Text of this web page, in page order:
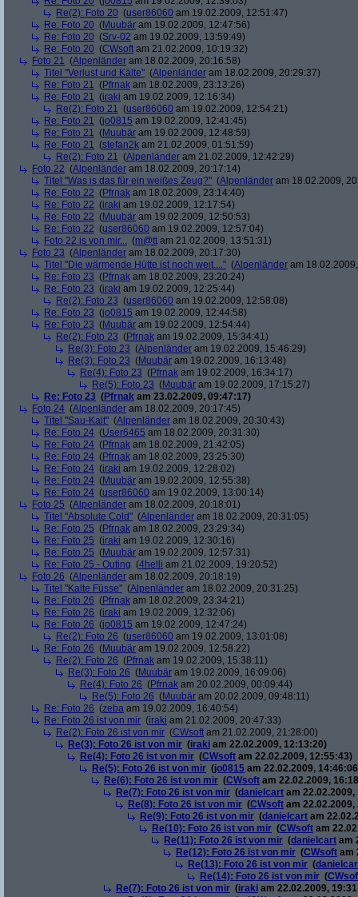
Re(2): Foto 20 (user86060 am 19.02.2009, 12:51:47)
Re: Foto 20 (Muubär am 19.02.2009, 12:47:56)
Re: Foto 20 (Srv-02 am 19.02.2009, 13:59:49)
Re: Foto 20 (CWsoft am 21.02.2009, 10:19:32)
Foto 21 (Alpenländer am 18.02.2009, 20:16:58)
Titel "Verlust und Kälte" (Alpenländer am 18.02.2009, 20:29:37)
Re: Foto 21 (Pfrnak am 18.02.2009, 23:13:26)
Re: Foto 21 (iraki am 19.02.2009, 12:16:34)
Re(2): Foto 21 (user86060 am 19.02.2009, 12:54:21)
Re: Foto 21 (jo0815 am 19.02.2009, 12:41:45)
Re: Foto 21 (Muubär am 19.02.2009, 12:48:59)
Re: Foto 21 (stefan2k am 21.02.2009, 01:51:59)
Re(2): Foto 21 (Alpenländer am 21.02.2009, 12:42:29)
Foto 22 (Alpenländer am 18.02.2009, 20:17:14)
Titel "Was is das für ein weißes Zeug?" (Alpenländer am 18.02.2009,
Re: Foto 22 (Pfrnak am 18.02.2009, 23:14:40)
Re: Foto 22 (iraki am 19.02.2009, 12:17:54)
Re: Foto 22 (Muubär am 19.02.2009, 12:50:53)
Re: Foto 22 (user86060 am 19.02.2009, 12:57:04)
Foto 22 is von mir... (m@tt am 21.02.2009, 13:51:31)
Foto 23 (Alpenländer am 18.02.2009, 20:17:30)
Titel "Die wärmende Hütte ist noch weit...." (Alpenländer am
Re: Foto 23 (Pfrnak am 18.02.2009, 23:20:24)
Re: Foto 23 (iraki am 19.02.2009, 12:25:44)
Re(2): Foto 23 (user86060 am 19.02.2009, 12:58:08)
Re: Foto 23 (jo0815 am 19.02.2009, 12:44:58)
Re: Foto 23 (Muubär am 19.02.2009, 12:54:44)
Re(2): Foto 23 (Pfrnak am 19.02.2009, 15:34:41)
Re(3): Foto 23 (Alpenländer am 19.02.2009, 15:46:29)
Re(3): Foto 23 (Muubär am 19.02.2009, 16:13:48)
Re(4): Foto 23 (Pfrnak am 19.02.2009, 16:34:17)
Re(5): Foto 23 (Muubär am 19.02.2009, 17:15:27)
Re: Foto 23 (Pfrnak am 23.02.2009, 09:47:17)
Foto 24 (Alpenländer am 18.02.2009, 20:17:45)
Titel "Sau-Kalt" (Alpenländer am 18.02.2009, 20:30:43)
Re: Foto 24 (User6465 am 18.02.2009, 20:31:30)
Re: Foto 24 (Pfrnak am 18.02.2009, 21:42:05)
Re: Foto 24 (Pfrnak am 18.02.2009, 23:25:30)
Re: Foto 24 (iraki am 19.02.2009, 12:28:02)
Re: Foto 24 (Muubär am 19.02.2009, 12:55:38)
Re: Foto 24 (user86060 am 19.02.2009, 13:00:14)
Foto 25 (Alpenländer am 18.02.2009, 20:18:01)
Titel "Absolute Cold" (Alpenländer am 18.02.2009, 20:31:05)
Re: Foto 25 (Pfrnak am 18.02.2009, 23:29:34)
Re: Foto 25 (iraki am 19.02.2009, 12:30:16)
Re: Foto 25 (Muubär am 19.02.2009, 12:57:31)
Re: Foto 25 - Outing (4helli am 21.02.2009, 19:20:52)
Foto 26 (Alpenländer am 18.02.2009, 20:18:19)
Titel "Kalte Füsse" (Alpenländer am 18.02.2009, 20:31:25)
Re: Foto 26 (Pfrnak am 18.02.2009, 23:34:21)
Re: Foto 26 (iraki am 19.02.2009, 12:32:06)
Re: Foto 26 (jo0815 am 19.02.2009, 12:47:24)
Re(2): Foto 26 (user86060 am 19.02.2009, 13:01:08)
Re: Foto 26 (Muubär am 19.02.2009, 12:58:22)
Re(2): Foto 26 (Pfrnak am 19.02.2009, 15:38:11)
Re(3): Foto 26 (Muubär am 19.02.2009, 16:09:06)
Re(4): Foto 26 (Pfrnak am 20.02.2009, 00:09:44)
Re(5): Foto 26 (Muubär am 20.02.2009, 09:48:11)
Re: Foto 26 (zeba am 19.02.2009, 16:40:54)
Re: Foto 26 ist von mir (iraki am 21.02.2009, 20:47:33)
Re(2): Foto 26 ist von mir (CWsoft am 21.02.2009, 21:28:00)
Re(3): Foto 26 ist von mir (iraki am 22.02.2009, 12:13:20)
Re(4): Foto 26 ist von mir (CWsoft am 22.02.2009, 12:55:43)
Re(5): Foto 26 ist von mir (jo0815 am 22.02.2009,
Re(6): Foto 26 ist von mir (CWsoft am 22.02.2009,
Re(7): Foto 26 ist von mir (danielcart am 22.02.2009,
Re(8): Foto 26 ist von mir (CWsoft am 22.02.2009,
Re(9): Foto 26 ist von mir (danielcart am
Re(10): Foto 26 ist von mir (CWsoft am
Re(11): Foto 26 ist von mir (danielcart am
Re(12): Foto 26 ist von mir (CWsoft am
Re(13): Foto 26 ist von mir (
Re(14): Foto 26 ist von mir (
Re(7): Foto 26 ist von mir (iraki am 22.02.2009,